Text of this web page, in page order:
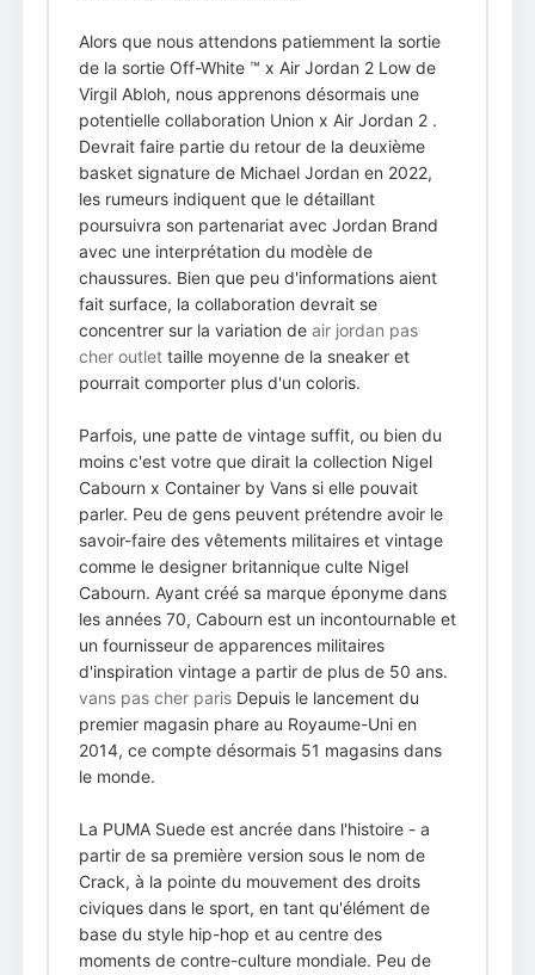
Alors que nous attendons patiemment la sortie
de la sortie Off-White ™ x Air Jordan 2 Low de
Virgil Abloh, nous apprenons désormais une
potentielle collaboration Union x Air Jordan 2 .
Devrait faire partie du retour de la deuxième
basket signature de Michael Jordan en 2022,
les rumeurs indiquent que le détaillant
poursuivra son partenariat avec Jordan Brand
avec une interprétation du modèle de
chaussures. Bien que peu d'informations aient
fait surface, la collaboration devrait se
concentrer sur la variation de air jordan pas
cher outlettaille moyenne de la sneaker et
pourrait comporter plus d'un coloris.
Parfois, une patte de vintage suffit, ou bien du
moins c'est votre que dirait la collection Nigel
Cabourn x Container by Vans si elle pouvait
parler. Peu de gens peuvent prétendre avoir le
savoir-faire des vêtements militaires et vintage
comme le designer britannique culte Nigel
Cabourn. Ayant créé sa marque éponyme dans
les années 70, Cabourn est un incontournable et
un fournisseur de apparences militaires
d'inspiration vintage a partir de plus de 50 ans.
vans pas cher parisDepuis le lancement du
premier magasin phare au Royaume-Uni en
2014, ce compte désormais 51 magasins dans
le monde.
La PUMA Suede est ancrée dans l'histoire - a
partir de sa première version sous le nom de
Crack, à la pointe du mouvement des droits
civiques dans le sport, en tant qu'élément de
base du style hip-hop et au centre des
moments de contre-culture mondiale. Peu de